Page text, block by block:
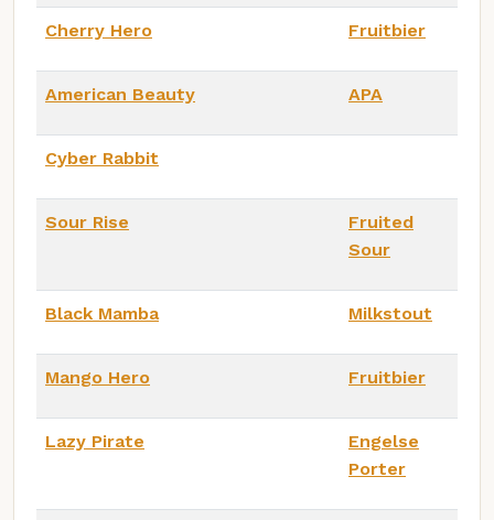
Cherry Hero Fruitbier
American Beauty APA
Cyber Rabbit
Sour Rise
Fruited
Sour
Black Mamba Milkstout
Mango Hero Fruitbier
Lazy Pirate
Engelse
Porter